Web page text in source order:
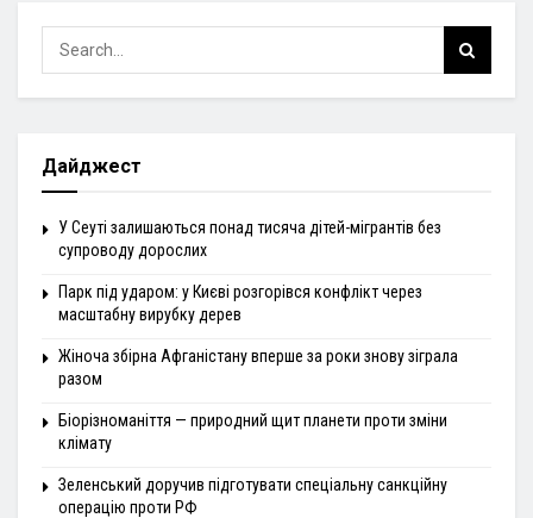
Дайджест
У Сеуті залишаються понад тисяча дітей-мігрантів без
супроводу дорослих
Парк під ударом: у Києві розгорівся конфлікт через
масштабну вирубку дерев
Жіноча збірна Афганістану вперше за роки знову зіграла
разом
Біорізноманіття — природний щит планети проти зміни
клімату
Зеленський доручив підготувати спеціальну санкційну
операцію проти РФ